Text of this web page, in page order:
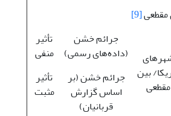
مقطعی[9]
بین
مقطعی
جرائم خشن
(داده‌های رسمی)
جرائم خشن (بر
اساس گزارش
قربانیان)
تأثیر
منفی
تأثیر
مثبت